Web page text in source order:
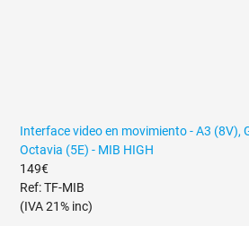
Interface video en movimiento - A3 (8V),
Octavia (5E) - MIB HIGH
149€
Ref: TF-MIB
(IVA 21% inc)